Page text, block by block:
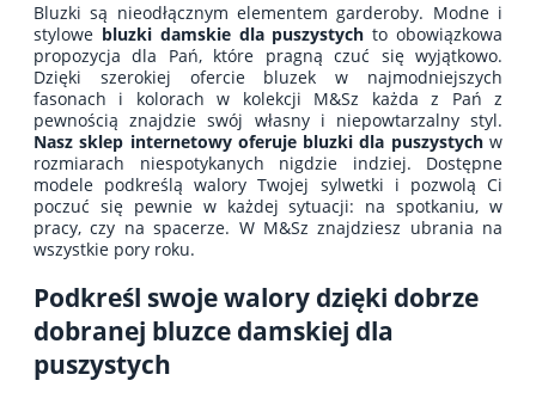
Bluzki są nieodłącznym elementem garderoby. Modne i
stylowe bluzki damskie dla puszystych to obowiązkowa
propozycja dla Pań, które pragną czuć się wyjątkowo.
Dzięki szerokiej ofercie bluzek w najmodniejszych
fasonach i kolorach w kolekcji M&Sz każda z Pań z
pewnością znajdzie swój własny i niepowtarzalny styl.
Nasz sklep internetowy oferuje bluzki dla puszystychw
rozmiarach niespotykanych nigdzie indziej. Dostępne
modele podkreślą walory Twojej sylwetki i pozwolą Ci
poczuć się pewnie w każdej sytuacji: na spotkaniu, w
pracy, czy na spacerze. W M&Sz znajdziesz ubrania na
wszystkie pory roku.
Podkreśl swoje walory dzięki dobrze
dobranej bluzce damskiej dla
puszystych